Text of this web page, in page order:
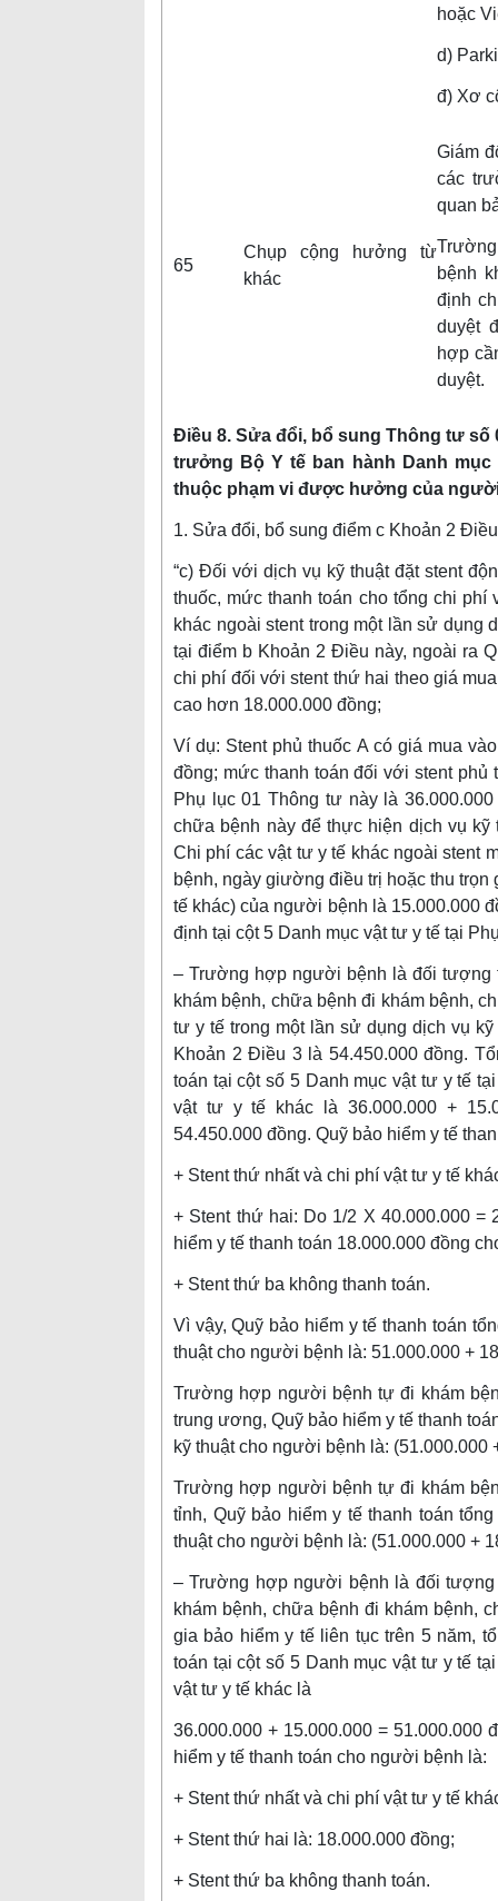
hoặc
d)
đ) Xơ
65
Chụp cộng hưởng từ
khác
Giám
các
quan
bệnh
định
duyệt
hợp
duyệt.
Điều 8. Sửa đổi, bổ sung Thông tư số
trưởng Bộ Y tế ban hành Danh
thuộc phạm vi được hưởng của
1. Sửa đổi, bổ sung điểm c Khoản 2
“c) Đối với dịch vụ kỹ thuật đặt stent
thuốc, mức thanh toán cho tổng chi
khác ngoài stent trong một lần sử dụng
tại điểm b Khoản 2 Điều này, ngoài ra
chi phí đối với stent thứ hai theo giá
cao hơn 18.000.000 đồng;
Ví dụ: Stent phủ thuốc A có giá mua
đồng; mức thanh toán đối với stent phủ
Phụ lục 01 Thông tư này là
chữa bệnh này để thực hiện dịch vụ kỹ
Chi phí các vật tư y tế khác ngoài stent
bệnh, ngày giường điều trị hoặc thu
tế khác) của người bệnh là 15.000.000
định tại cột 5 Danh mục vật tư y tế tại
– Trường hợp người bệnh là đối tượng
khám bệnh, chữa bệnh đi khám bệnh,
tư y tế trong một lần sử dụng dịch vụ
Khoản 2 Điều 3 là 54.450.000 đồng.
toán tại cột số 5 Danh mục vật tư y tế
vật tư y tế khác là 36.000.000 +
54.450.000 đồng. Quỹ bảo hiểm y tế
+ Stent thứ nhất và chi phí vật tư y tế
+ Stent thứ hai: Do 1/2 X 40.000.000 =
hiểm y tế thanh toán 18.000.000 đồng
+ Stent thứ ba không thanh toán.
Vì vậy, Quỹ bảo hiểm y tế thanh toán
thuật cho người bệnh là: 51.000.000 +
Trường hợp người bệnh tự đi khám
trung ương, Quỹ bảo hiểm y tế thanh
kỹ thuật cho người bệnh là: (51.000.000
Trường hợp người bệnh tự đi khám
tỉnh, Quỹ bảo hiểm y tế thanh toán
thuật cho người bệnh là: (51.000.000 +
– Trường hợp người bệnh là đối
khám bệnh, chữa bệnh đi khám bệnh,
gia bảo hiểm y tế liên tục trên 5 năm,
toán tại cột số 5 Danh mục vật tư y tế
vật tư y tế khác là
36.000.000 + 15.000.000 = 51.000.000
hiểm y tế thanh toán cho người bệnh là:
+ Stent thứ nhất và chi phí vật tư y tế
+ Stent thứ hai là: 18.000.000 đồng;
+ Stent thứ ba không thanh toán.